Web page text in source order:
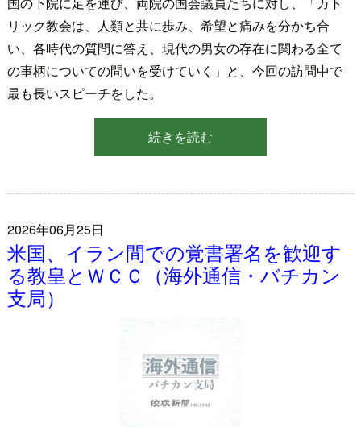
リック教会は、人類と共に歩み、希望と痛みを分かち合
い、各時代の質問に答え、現代の男女の存在に関わる全て
の事柄についての問いを受けていく」と、今回の訪問中で
最も長いスピーチをした。
続きを読む
2026年06月25日
米国、イラン間での覚書署名を歓迎す
る教皇とＷＣＣ（海外通信・バチカン
支局）